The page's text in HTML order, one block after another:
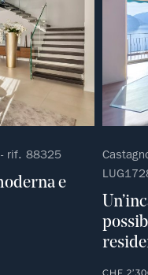
- rif. 88325
e
CHF